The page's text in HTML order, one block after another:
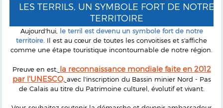
LES TERRILS, UN SYMBOLE FORT DE NOTRE
TERRITOIRE
Aujourd'hui, le terril est devenu un symbole fort de notre
territoire. Il est au cœur de toutes les convoitises et s'affiche
comme une étape touristique incontournable de notre région.
Preuve en est, la reconnaissance mondiale faite en 2012
par l'UNESCO, avec l'inscription du Bassin minier Nord - Pas
de Calais au titre du Patrimoine culturel, évolutif et vivant.